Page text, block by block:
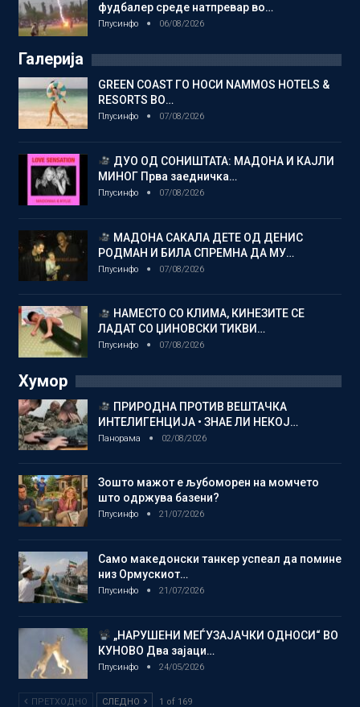
фудбалер среде натпревар во…
Плусинфо 06/08/2026
Галерија
GREEN COAST ГО НОСИ NAMMOS HOTELS &
RESORTS ВО…
Плусинфо 07/08/2026
ДУО ОД СОНИШТАТА: МАДОНА И КАЈЛИ
МИНОГ Прва заедничка…
Плусинфо 07/08/2026
МАДОНА САКАЛА ДЕТЕ ОД ДЕНИС
РОДМАН И БИЛА СПРЕМНА ДА МУ…
Плусинфо 07/08/2026
НАМЕСТО СО КЛИМА, КИНЕЗИТЕ СЕ
ЛАДАТ СО ЏИНОВСКИ ТИКВИ…
Плусинфо 07/08/2026
Хумор
ПРИРОДНА ПРОТИВ ВЕШТАЧКА
ИНТЕЛИГЕНЦИЈА • ЗНАЕ ЛИ НЕКОЈ…
Панорама 02/08/2026
Зошто мажот е љубоморен на момчето
што одржува базени?
Плусинфо 21/07/2026
Само македонски танкер успеал да помине
низ Ормускиот…
Плусинфо 21/07/2026
„НАРУШЕНИ МЕЃУЗАЈАЧКИ ОДНОСИ“ ВО
КУНОВО Два зајаци…
Плусинфо 24/05/2026
ПРЕТХОДНО СЛЕДНО 1 of 169